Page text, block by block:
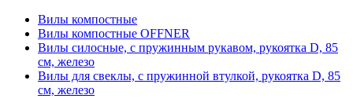
Вилы компостные
Вилы компостные OFFNER
Вилы силосные, с пружинным рукавом, рукоятка D, 85
см, железо
Вилы для свеклы, с пружинной втулкой, рукоятка D, 85
см, железо